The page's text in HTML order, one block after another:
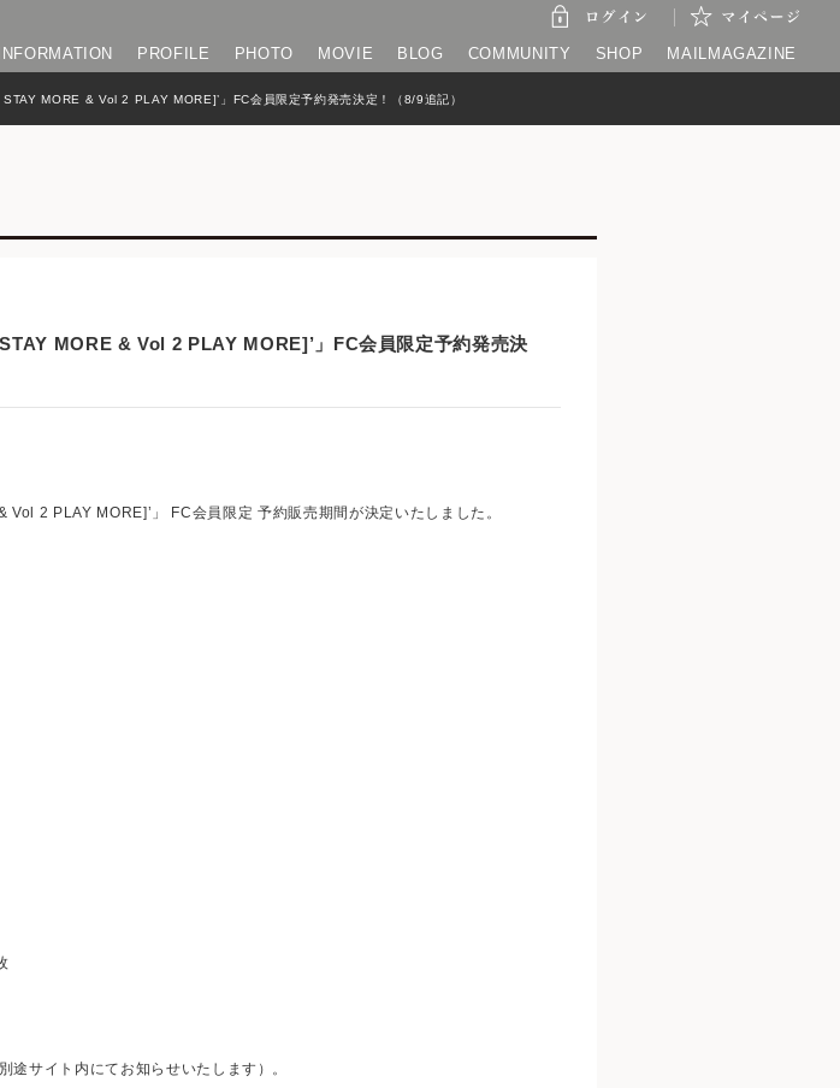
INFORMATION PROFILE PHOTO MOVIE BLOG COMMUNITY SHOP MAILMAGAZINE
MORE & Vol 2 PLAY MORE]’」FC会員限定予約発売決定！（8/9追記）
MORE & Vol 2 PLAY MORE]’」FC会員限定予約発売決
2 PLAY MORE]’」 FC会員限定 予約販売期間が決定いたしました。
サイト内にてお知らせいたします）。